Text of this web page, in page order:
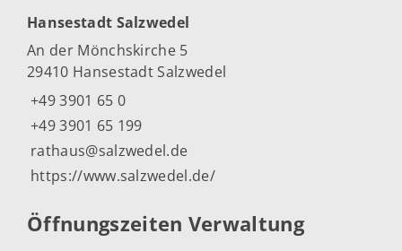
Hansestadt Salzwedel
An der Mönchskirche 5
29410 Hansestadt Salzwedel
+49 3901 65 0
+49 3901 65 199
rathaus@salzwedel.de
https://www.salzwedel.de/
Öffnungszeiten Verwaltung